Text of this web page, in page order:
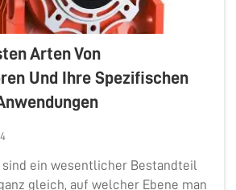
Arten Von
Und Ihre Spezifischen
ein wesentlicher Bestandteil
gleich, auf welcher Ebene man